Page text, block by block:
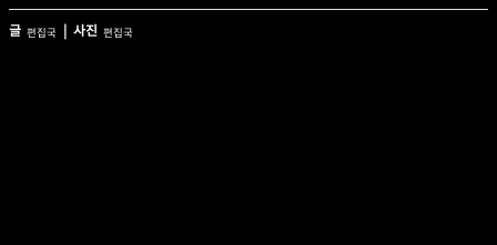
글 편집국 | 사진 편집국